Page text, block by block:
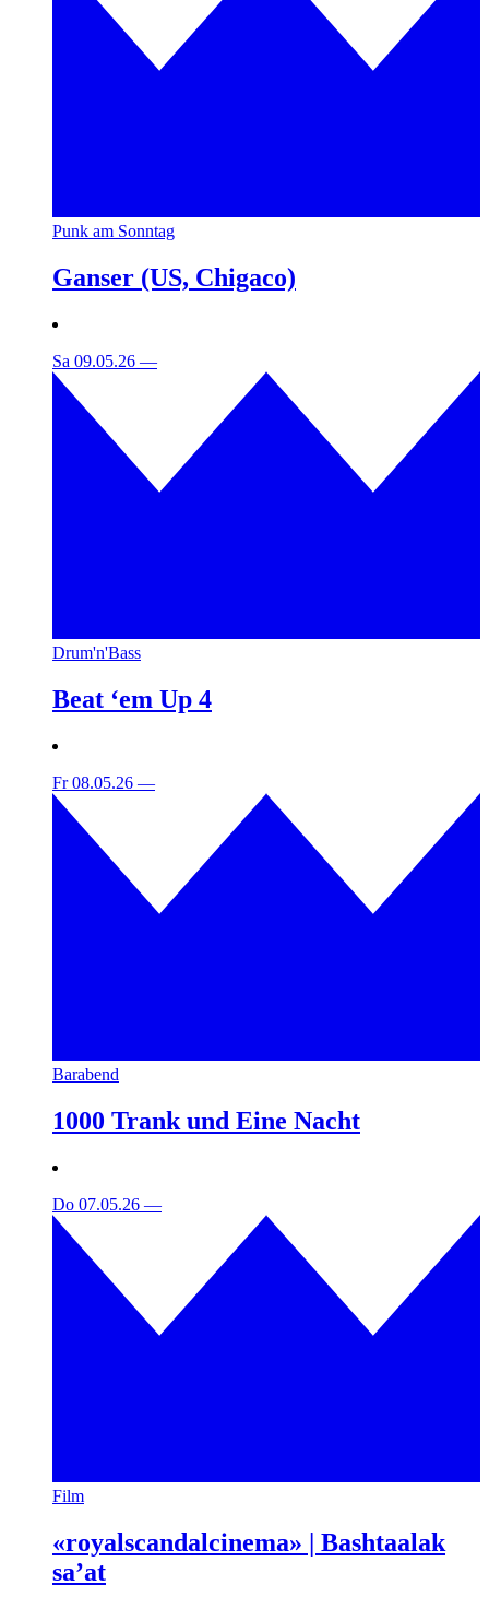
Punk am Sonntag
Ganser (US, Chigaco)
Sa 09.05.26 —
Drum'n'Bass
Beat ‘em Up 4
Fr 08.05.26 —
Barabend
1000 Trank und Eine Nacht
Do 07.05.26 —
Film
«royalscandalcinema» | Bashtaalak
sa’at